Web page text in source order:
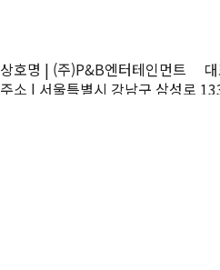
상호명 | (주)P&B엔터테인먼트
주소 | 서울특별시 강남구 삼성로